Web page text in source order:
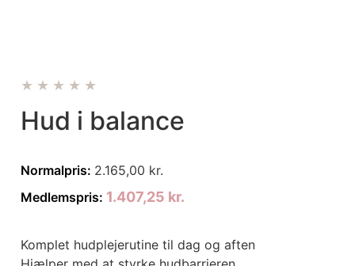
★★★★★
Hud i balance
Normalpris: 2.165,00 kr.
Medlemspris: 1.407,25 kr.
Komplet hudplejerutine til dag og aften